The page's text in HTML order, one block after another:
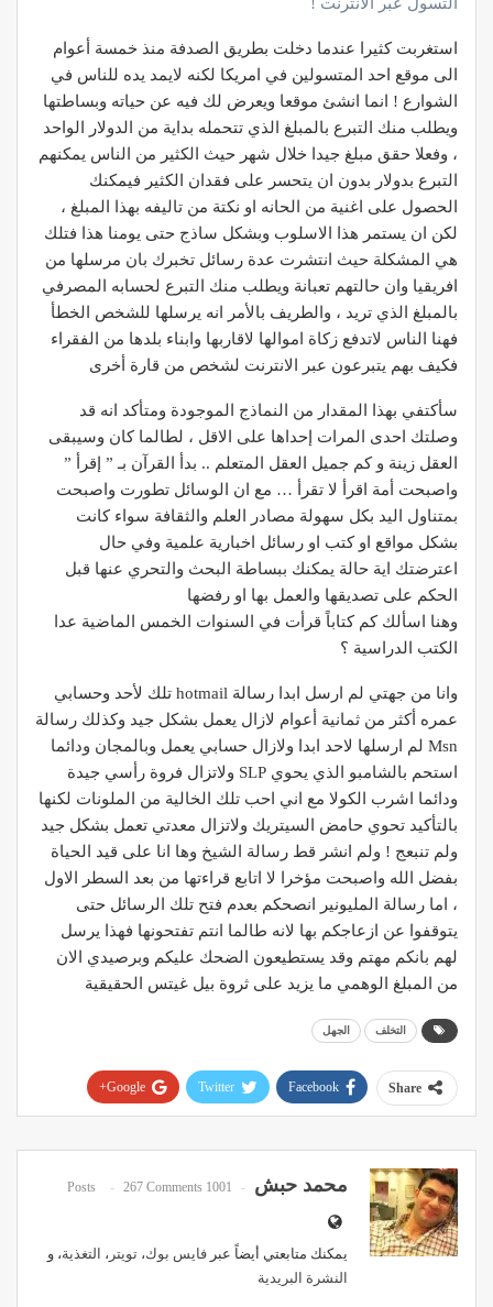
التسول عبر الانترنت !
استغربت كثيرا عندما دخلت بطريق الصدفة منذ خمسة أعوام
الى موقع احد المتسولين في امريكا لكنه لايمد يده للناس في
الشوارع ! انما انشئ موقعا ويعرض لك فيه عن حياته وبساطتها
ويطلب منك التبرع بالمبلغ الذي تتحمله بداية من الدولار الواحد
، وفعلا حقق مبلغ جيدا خلال شهر حيث الكثير من الناس يمكنهم
التبرع بدولار بدون ان يتحسر على فقدان الكثير فيمكنك
الحصول على اغنية من الحانه او نكتة من تاليفه بهذا المبلغ ،
لكن ان يستمر هذا الاسلوب وبشكل ساذج حتى يومنا هذا فتلك
هي المشكلة حيث انتشرت عدة رسائل تخبرك بان مرسلها من
افريقيا وان حالتهم تعبانة ويطلب منك التبرع لحسابه المصرفي
بالمبلغ الذي تريد ، والطريف بالأمر انه يرسلها للشخص الخطأ
فهنا الناس لاتدفع زكاة اموالها لاقاربها وابناء بلدها من الفقراء
فكيف بهم يتبرعون عبر الانترنت لشخص من قارة أخرى
سأكتفي بهذا المقدار من النماذج الموجودة ومتأكد انه قد
وصلتك احدى المرات إحداها على الاقل ، لطالما كان وسيبقى
العقل زينة و كم جميل العقل المتعلم .. بدأ القرآن بـ ” إقرأ ”
واصبحت أمة اقرأ لا تقرأ … مع ان الوسائل تطورت واصبحت
بمتناول اليد بكل سهولة مصادر العلم والثقافة سواء كانت
بشكل مواقع او كتب او رسائل اخبارية علمية وفي حال
اعترضتك اية حالة يمكنك ببساطة البحث والتحري عنها قبل
الحكم على تصديقها والعمل بها او رفضها
وهنا اسألك كم كتاباً قرأت في السنوات الخمس الماضية عدا
الكتب الدراسية ؟
وانا من جهتي لم ارسل ابدا رسالة hotmail تلك لأحد وحسابي
عمره أكثر من ثمانية أعوام لازال يعمل بشكل جيد وكذلك رسالة
Msn لم ارسلها لاحد ابدا ولازال حسابي يعمل وبالمجان ودائما
استحم بالشامبو الذي يحوي SLP ولاتزال فروة رأسي جيدة
ودائما اشرب الكولا مع اني احب تلك الخالية من الملونات لكنها
بالتأكيد تحوي حامض السيتريك ولاتزال معدتي تعمل بشكل جيد
ولم تنبعج ! ولم انشر قط رسالة الشيخ وها انا على قيد الحياة
بفضل الله واصبحت مؤخرا لا اتابع قراءتها من بعد السطر الاول
، اما رسالة المليونير انصحكم بعدم فتح تلك الرسائل حتى
يتوقفوا عن ازعاجكم بها لانه طالما انتم تفتحونها فهذا يرسل
لهم بانكم مهتم وقد يستطيعون الضحك عليكم وبرصيدي الان
من المبلغ الوهمي ما يزيد على ثروة بيل غيتس الحقيقية
التخلف الجهل
Share
Facebook
Twitter
Google+
محمد حبش 1001 Posts
267 Comments
يمكنك متابعتي أيضاً عبر فايس بوك، تويتر ، التغذية، و
النشرة البريدية